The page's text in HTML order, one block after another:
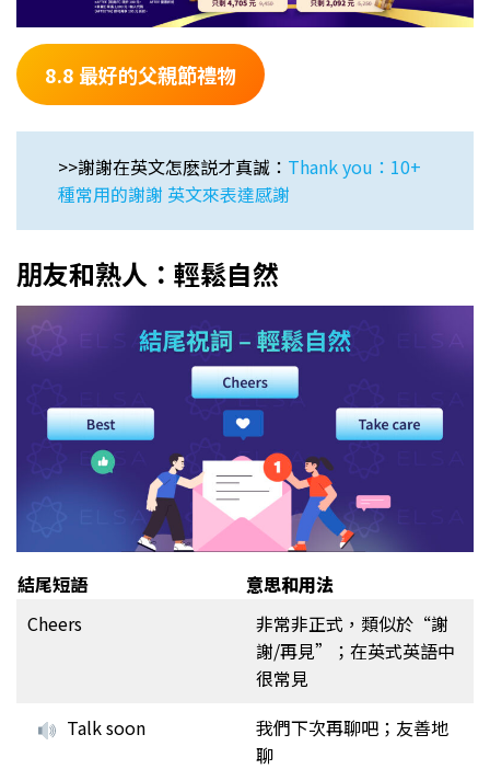
8.8 最好的父親節禮物
>>謝謝在英文怎麽説才真誠： Thank you：10+
種常用的謝謝 英文來表達感謝
朋友和熟人：輕鬆自然
結尾短語
意思和用法
Cheers
非常非正式，類似於“謝
謝/再見”；在英式英語中
很常見
Talk soon
我們下次再聊吧；友善地
聊